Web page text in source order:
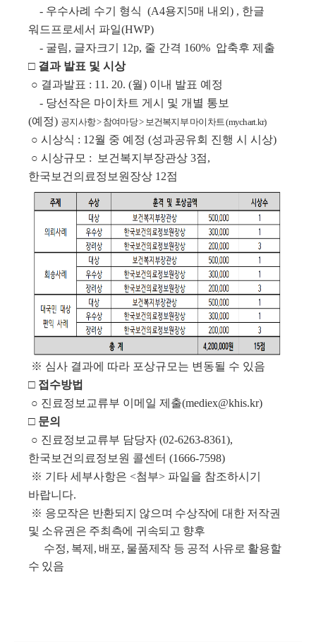
- 우수사례 수기 형식 (A4용지5매 내외) , 한글
워드프로세서 파일(HWP)
- 굴림, 글자크기 12p, 줄 간격 160% 압축후 제출
□ 결과 발표 및 시상
○ 결과발표 : 11. 20. (월) 이내 발표 예정
- 당선작은 마이차트 게시 및 개별 통보
(예정) 공지사항 > 참여마당 > 보건복지부 마이차트 (mychart.kr)
○ 시상식 : 12월 중 예정 (성과공유회 진행 시 시상)
○ 시상규모 : 보건복지부장관상 3점,
한국보건의료정보원장상 12점
※ 심사 결과에 따라 포상규모는 변동될 수 있음
□ 접수방법
○ 진료정보교류부 이메일 제출(mediex@khis.kr)
□ 문의
○ 진료정보교류부 담당자 (02-6263-8361),
한국보건의료정보원 콜센터 (1666-7598)
※ 기타 세부사항은 <첨부> 파일을 참조하시기
바랍니다.
※ 응모작은 반환되지 않으며 수상작에 대한 저작권
및 소유권은 주최측에 귀속되고 향후
수정, 복제 , 배포, 물품제작 등 공적 사유로 활용할
수 있음